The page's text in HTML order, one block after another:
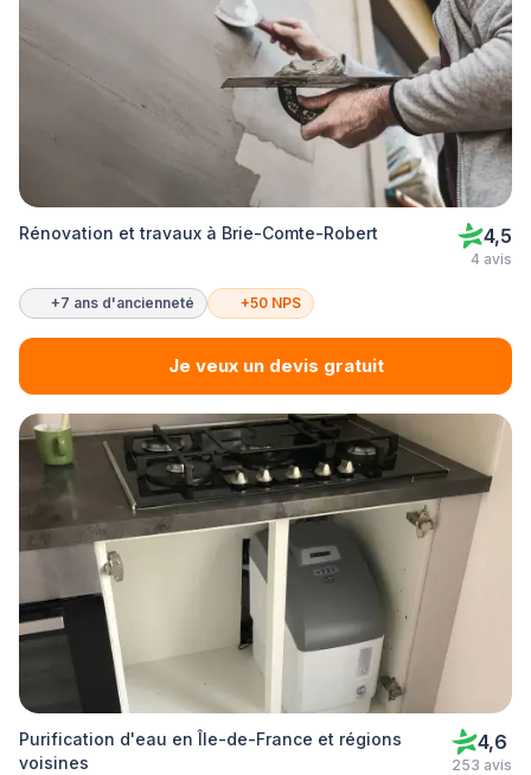
Rénovation et travaux à Brie-Comte-Robert 4,5
4 avis
+7 ans d'ancienneté +50 NPS
Je veux un devis gratuit
Purification d'eau en Île-de-France et régions
voisines
4,6
253 avis